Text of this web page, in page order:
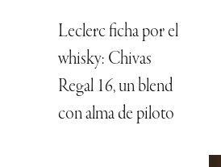
Leclerc ficha por el
whisky: Chivas
Regal 16, un blend
con alma de piloto